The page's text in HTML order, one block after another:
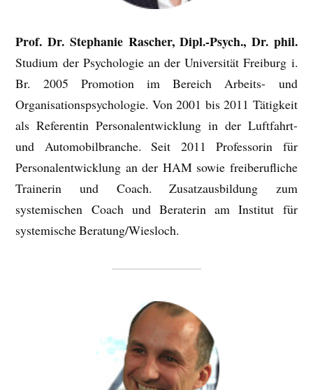
Prof. Dr. Stephanie Rascher, Dipl.-Psych., Dr. phil.
Studium der Psychologie an der Universität Freiburg i.
Br. 2005 Promotion im Bereich Arbeits- und
Organisationspsychologie. Von 2001 bis 2011 Tätigkeit
als Referentin Personalentwicklung in der Luftfahrt-
und Automobilbranche. Seit 2011 Professorin für
Personalentwicklung an der HAM sowie freiberufliche
Trainerin und Coach. Zusatzausbildung zum
systemischen Coach und Beraterin am Institut für
systemische Beratung/Wiesloch.